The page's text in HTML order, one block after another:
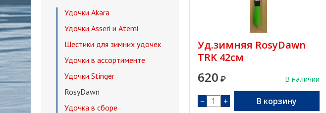
Удочки Akara
Удочки Asseri и Atemi
Шестики для зимних удочек
Удочки в ассортименте
Удочки Stinger
RosyDawn
Удочка в сборе
Уд.зимняя RosyDawn
TRK 42см
620 ₽ В наличии
− + В корзину